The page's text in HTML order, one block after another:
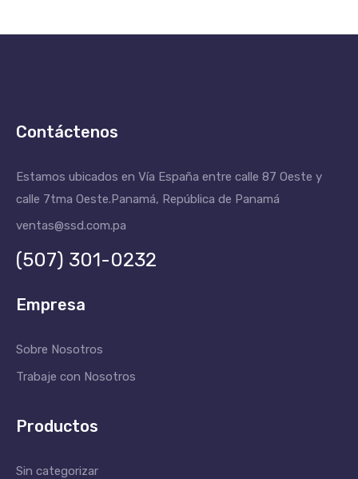
Contáctenos
Estamos ubicados en Vía España entre calle 87 Oeste y
calle 7tma Oeste.Panamá, República de Panamá
ventas@ssd.com.pa
(507) 301-0232
Empresa
Sobre Nosotros
Trabaje con Nosotros
Productos
Sin categorizar